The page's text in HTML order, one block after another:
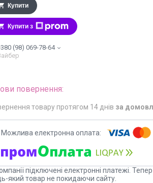
Купити
Купити з
(98) 069-78-64
товару протягом 14 днів за
підключені електронні платежі.
який товар не покидаючи сайту.